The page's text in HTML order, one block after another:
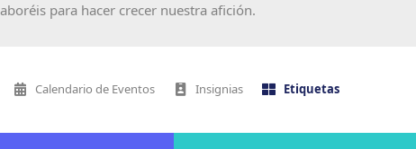
para hacer crecer nuestra afición.
Calendario de Eventos Insignias Etiquetas